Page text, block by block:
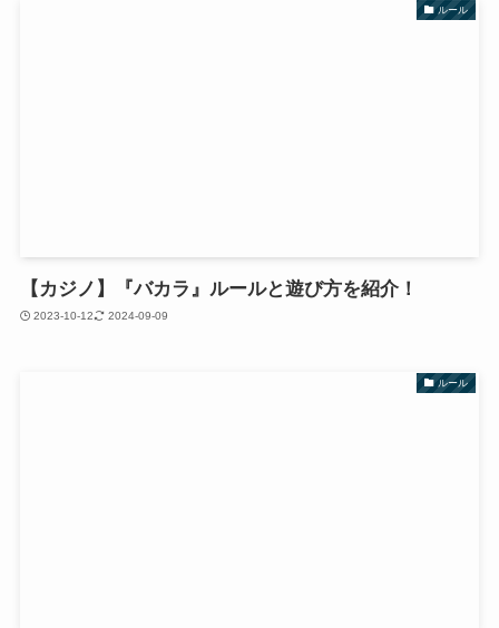
ルール
【カジノ】『バカラ』ルールと遊び方を紹介！
2023-10-12 2024-09-09
ルール